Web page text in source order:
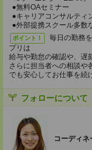
●無料OAセミナー
●キャリアコンサルティ
●外部提携スクール多数
ポイント！
毎日の勤務
プリは
給与や勤怠の確認や、遅
さらに担当者への相談や
でも安心してお仕事を続
フォローについて
コーディネ